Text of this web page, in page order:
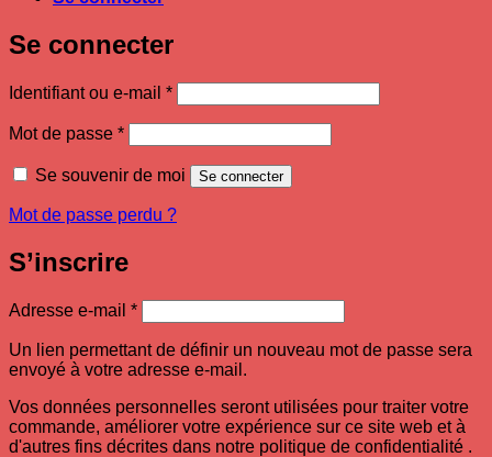
Se connecter
Identifiant ou e-mail *Obligatoire
Mot de passe *Obligatoire
Se souvenir de moi Se connecter
Mot de passe perdu ?
S’inscrire
Adresse e-mail *Obligatoire
Un lien permettant de définir un nouveau mot de passe sera
envoyé à votre adresse e-mail.
Vos données personnelles seront utilisées pour traiter votre
commande, améliorer votre expérience sur ce site web et à
d'autres fins décrites dans notre politique de confidentialité .